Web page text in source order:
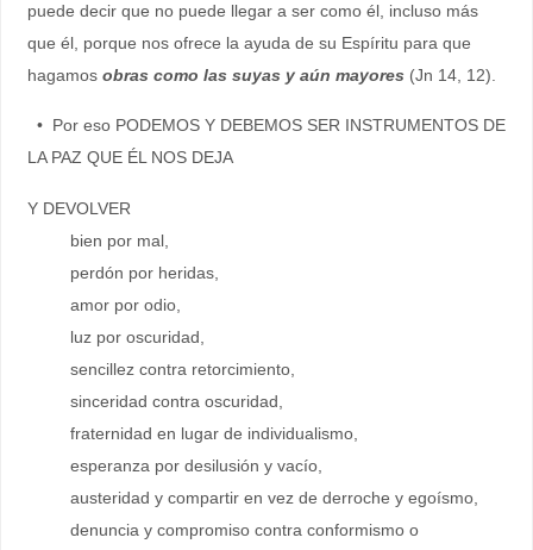
puede decir que no puede llegar a ser como él, incluso más
que él, porque nos ofrece la ayuda de su Espíritu para que
hagamos obras como las suyas y aún mayores(Jn 14, 12).
• Por eso PODEMOS Y DEBEMOS SER INSTRUMENTOS DE
LA PAZ QUE ÉL NOS DEJA
Y DEVOLVER
bien por mal,
perdón por heridas,
amor por odio,
luz por oscuridad,
sencillez contra retorcimiento,
sinceridad contra oscuridad,
fraternidad en lugar de individualismo,
esperanza por desilusión y vacío,
austeridad y compartir en vez de derroche y egoísmo,
denuncia y compromiso contra conformismo o